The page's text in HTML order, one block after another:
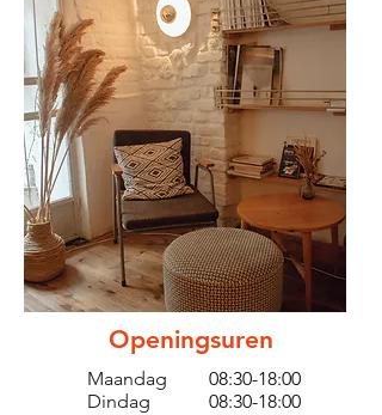
Openingsuren
Maandag
Dindag
08:30-18:00
08:30-18:00